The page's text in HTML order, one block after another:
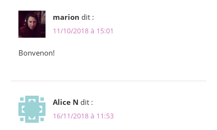
marion dit :
11/10/2018 à 15:01
Bonvenon!
Alice N dit :
16/11/2018 à 11:53